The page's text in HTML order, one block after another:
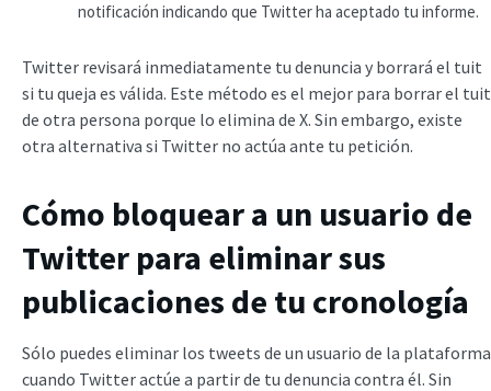
notificación indicando que Twitter ha aceptado tu informe.
Twitter revisará inmediatamente tu denuncia y borrará el tuit
si tu queja es válida. Este método es el mejor para borrar el tuit
de otra persona porque lo elimina de X. Sin embargo, existe
otra alternativa si Twitter no actúa ante tu petición.
Cómo bloquear a un usuario de
Twitter para eliminar sus
publicaciones de tu cronología
Sólo puedes eliminar los tweets de un usuario de la plataforma
cuando Twitter actúe a partir de tu denuncia contra él. Sin